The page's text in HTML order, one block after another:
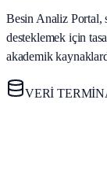
Besin Analiz Portal,
desteklemek için
akademik
VERİ